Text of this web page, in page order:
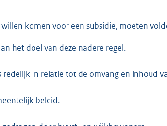
komen voor een subsidie, moeten
het doel van deze nadere regel.
redelijk in relatie tot de omvang en inhoud
beleid.